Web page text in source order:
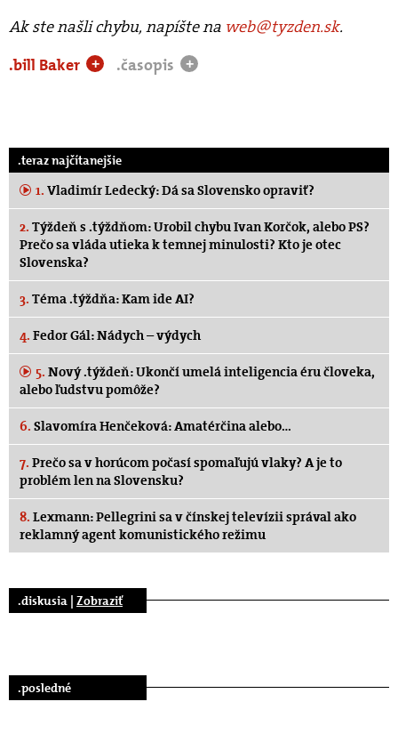
Ak ste našli chybu, napíšte na web@tyzden.sk.
.bill Baker
+ .časopis +
.teraz najčítanejšie
1. Vladimír Ledecký: Dá sa Slovensko opraviť?
2. Týždeň s .týždňom: Urobil chybu Ivan Korčok, alebo PS?
Prečo sa vláda utieka k temnej minulosti? Kto je otec
Slovenska?
3. Téma .týždňa: Kam ide AI?
4. Fedor Gál: Nádych – výdych
5. Nový .týždeň: Ukončí umelá inteligencia éru človeka,
alebo ľudstvu pomôže?
6. Slavomíra Henčeková: Amatérčina alebo…
7. Prečo sa v horúcom počasí spomaľujú vlaky? A je to
problém len na Slovensku?
8. Lexmann: Pellegrini sa v čínskej televízii správal ako
reklamný agent komunistického režimu
.diskusia | Zobraziť
.posledné